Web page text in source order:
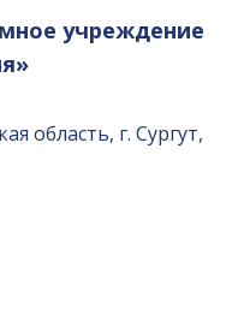
учреждение
область, г. Сургут,